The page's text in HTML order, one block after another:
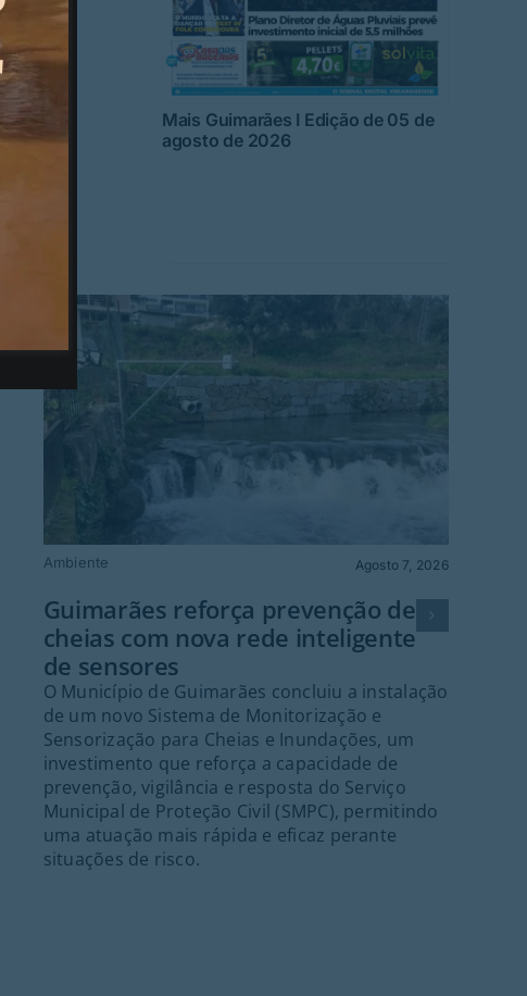
Mais Guimarães I Edição de 05 de
agosto de 2026
Ambiente Agosto 7, 2026
Guimarães reforça prevenção de
cheias com nova rede inteligente
de sensores
O Município de Guimarães concluiu a instalação
de um novo Sistema de Monitorização e
Sensorização para Cheias e Inundações, um
investimento que reforça a capacidade de
prevenção, vigilância e resposta do Serviço
Municipal de Proteção Civil (SMPC), permitindo
uma atuação mais rápida e eficaz perante
situações de risco.